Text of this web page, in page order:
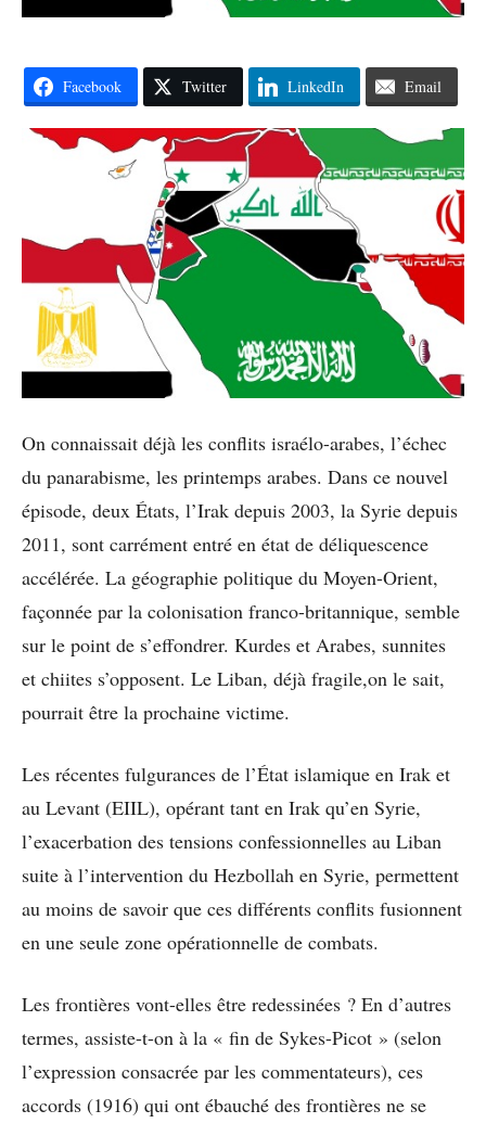
Facebook Twitter LinkedIn Email
On connaissait déjà les conflits israélo-arabes, l’échec
du panarabisme, les printemps arabes. Dans ce nouvel
épisode, deux États, l’Irak depuis 2003, la Syrie depuis
2011, sont carrément entré en état de déliquescence
accélérée. La géographie politique du Moyen-Orient,
façonnée par la colonisation franco-britannique, semble
sur le point de s’effondrer. Kurdes et Arabes, sunnites
et chiites s’opposent. Le Liban, déjà fragile,on le sait,
pourrait être la prochaine victime.
Les récentes fulgurances de l’État islamique en Irak et
au Levant (EIIL), opérant tant en Irak qu’en Syrie,
l’exacerbation des tensions confessionnelles au Liban
suite à l’intervention du Hezbollah en Syrie, permettent
au moins de savoir que ces différents conflits fusionnent
en une seule zone opérationnelle de combats.
Les frontières vont-elles être redessinées ? En d’autres
termes, assiste-t-on à la « fin de Sykes-Picot » (selon
l’expression consacrée par les commentateurs), ces
accords (1916) qui ont ébauché des frontières ne se